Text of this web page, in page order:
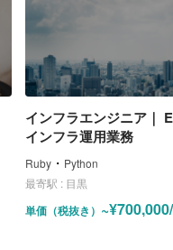
インフラエンジニア｜
インフラ運用業務
Ruby ・ Python
最寄駅 : 目黒
単価（税抜き）